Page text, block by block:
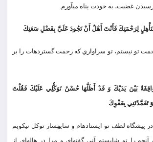
غضبت، به خودت پناه مي‏آورم.
لِرَحْمَتِكَ فَأَنْتَ أَهْلٌ أَنْ تَجُودَ عَلَيَّ بِفَضْلِ سَعَتِكَ
تو نيستم، تو سزاواري كه رحمت گسترده‏ات را بر
بَيْنَ يَدَيْكَ وَ قَدْ أَظَلَّهَا حُسْنُ تَوَكُّلِي عَلَيْكَ فَقُلْتَ
تَغَمَّدْتَنِي بِعَفْوِكَ
در پيشگاه لطف تو ايستاده‏ام و سايه‏سار توكل نيكويم
را تو شايسته آني گفته‏اي و مرا در هاله‏اي از